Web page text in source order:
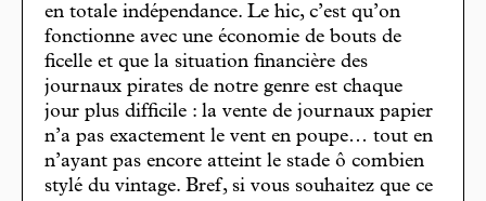
en totale indépendance. Le hic, c’est qu’on
fonctionne avec une économie de bouts de
ficelle et que la situation financière des
journaux pirates de notre genre est chaque
jour plus difficile : la vente de journaux papier
n’a pas exactement le vent en poupe… tout en
n’ayant pas encore atteint le stade ô combien
stylé du vintage. Bref, si vous souhaitez que ce